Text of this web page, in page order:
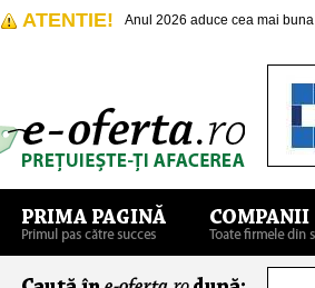
ATENTIE! Anul 2026 aduce cea mai buna